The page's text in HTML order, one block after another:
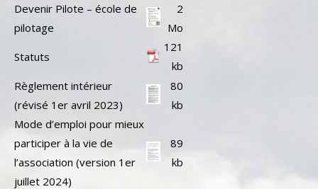
Devenir Pilote – école de
pilotage
2
Mo
Statuts
121
kb
Règlement intérieur
(révisé 1er avril 2023)
80
kb
Mode d’emploi pour mieux
participer à la vie de
l’association (version 1er
juillet 2024)
89
kb